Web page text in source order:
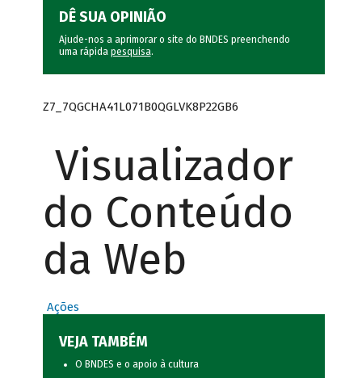
DÊ SUA OPINIÃO
Ajude-nos a aprimorar o site do BNDES preenchendo
uma rápida pesquisa.
Z7_7QGCHA41L071B0QGLVK8P22GB6
Visualizador
do Conteúdo
da Web
Ações
VEJA TAMBÉM
O BNDES e o apoio à cultura